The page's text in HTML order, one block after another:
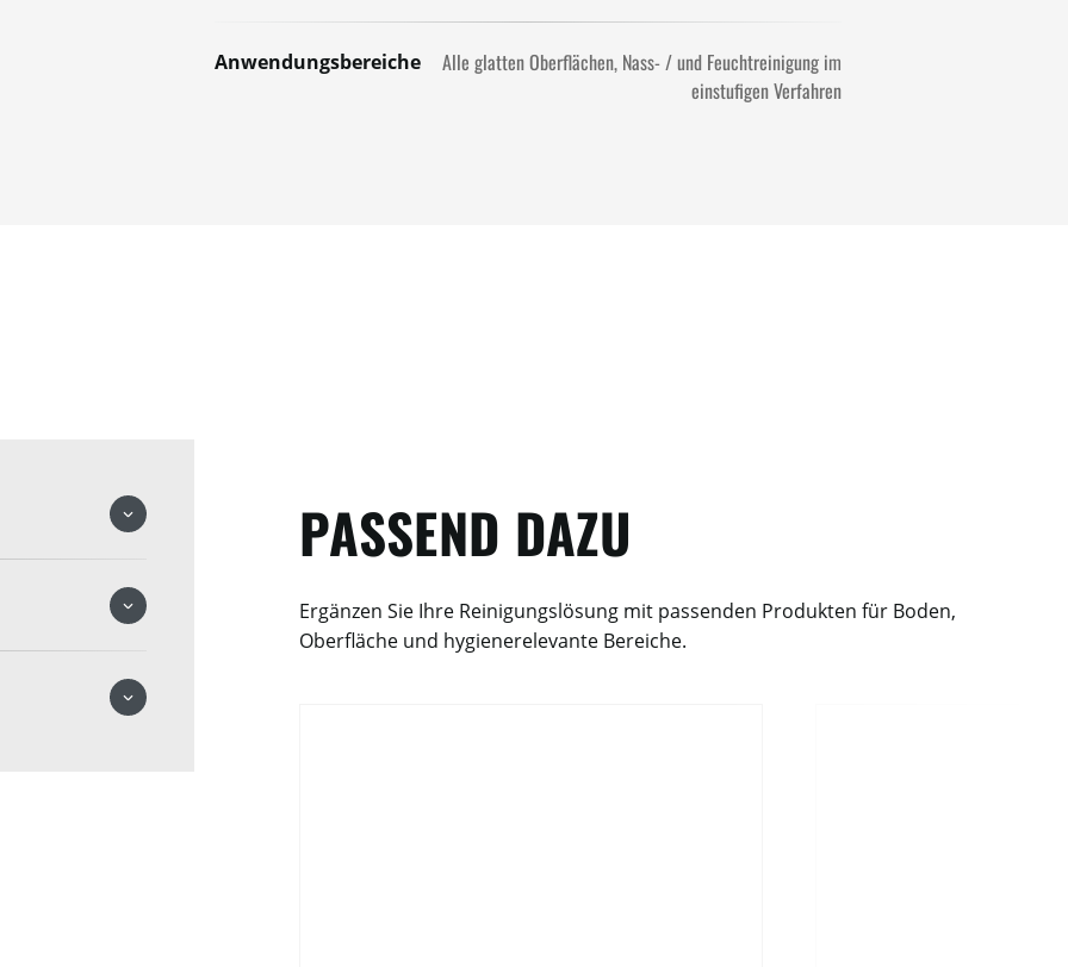
Anwendungsbereiche Alle glatten Oberflächen Nass- / und Feuchtreinigung im
einstufigen Verfahren
PASSEND DAZU
Ergänzen Sie Ihre Reinigungslösung mit passenden Produkten für Boden,
Oberfläche und hygienerelevante Bereiche.